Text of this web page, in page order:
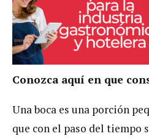
Conozca aquí en que
Una boca es una porción
que con el paso del tiempo